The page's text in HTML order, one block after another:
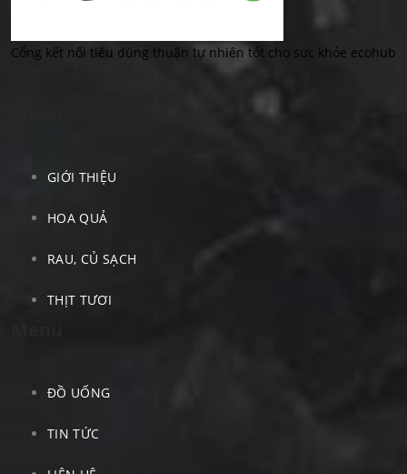
Cổng kết nối tiêu dùng thuận tự nhiên tốt cho sức khỏe ecohub
GIỚI THIỆU
HOA QUẢ
RAU, CỦ SẠCH
THỊT TƯƠI
ĐỒ UỐNG
TIN TỨC